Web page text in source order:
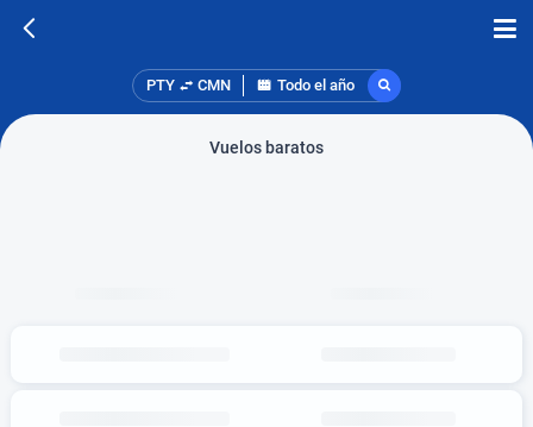
PTY CMN Todo el año
Vuelos baratos